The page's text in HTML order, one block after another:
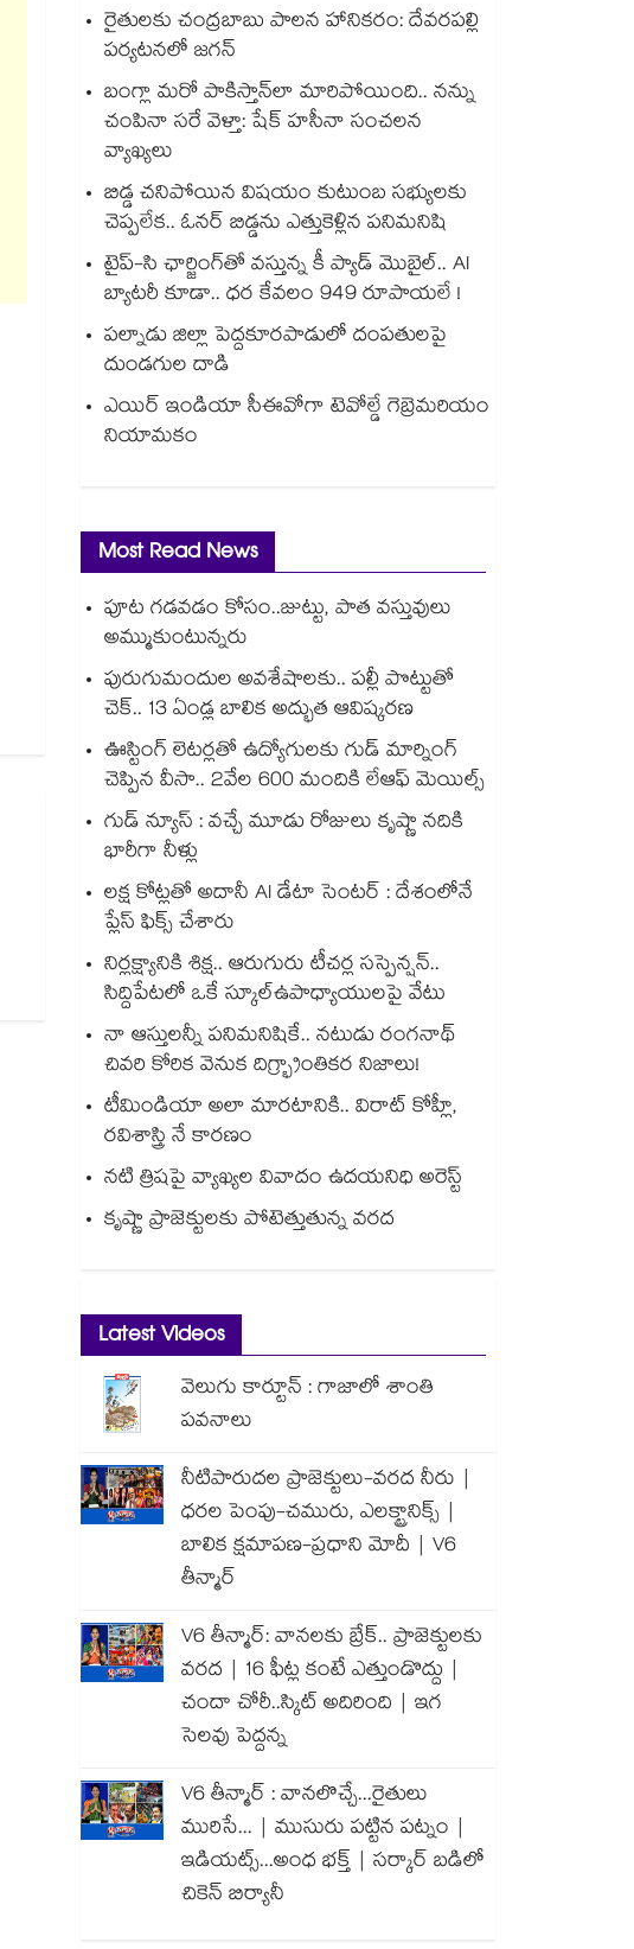
రైతులకు చంద్రబాబు పాలన హానికరం: దేవరపల్లి
పర్యటనలో జగన్
బంగ్లా మరో పాకిస్తాన్⁭లా మారిపోయింది.. నన్ను
చంపినా సరే వెళ్తా: షేక్ హసీనా సంచలన
వ్యాఖ్యలు
బిడ్డ చనిపోయిన విషయం కుటుంబ సభ్యులకు
చెప్పలేక.. ఓనర్ బిడ్డను ఎత్తుకెళ్లిన పనిమనిషి
టైప్-సి ఛార్జింగ్⁪తో వస్తున్న కీ ప్యాడ్ మొబైల్.. AI
బ్యాటరీ కూడా.. ధర కేవలం 949 రూపాయలే !
పల్నాడు జిల్లా పెద్దకూరపాడులో దంపతులపై
దుండగుల దాడి
ఎయిర్ ఇండియా సీఈవోగా టెవోల్డే గెబ్రెమరియం
నియామకం
Most Read News
పూట గడవడం కోసం..జుట్టు, పాత వస్తువులు
అమ్ముకుంటున్నరు
పురుగుమందుల అవశేషాలకు.. పల్లీ పొట్టుతో
చెక్.. 13 ఏండ్ల బాలిక అద్భుత ఆవిష్కరణ
ఊస్టింగ్ లెటర్లతో ఉద్యోగులకు గుడ్ మార్నింగ్
చెప్పిన వీసా.. 2వేల 600 మందికి లేఆఫ్ మెయిల్స్
గుడ్ న్యూస్ : వచ్చే మూడు రోజులు కృష్ణా నదికి
భారీగా నీళ్లు
లక్ష కోట్లతో అదానీ AI డేటా సెంటర్ : దేశంలోనే
ప్లేస్ ఫిక్స్ చేశారు
నిర్లక్ష్యానికి శిక్ష.. ఆరుగురు టీచర్ల సస్పెన్షన్..
సిద్దిపేటలో ఒకే స్కూల్ఉపాధ్యాయులపై వేటు
నా ఆస్తులన్నీ పనిమనిషికే.. నటుడు రంగనాథ్
చివరి కోరిక వెనుక దిగ్భ్రాంతికర నిజాలు!
టీమిండియా అలా మారటానికి.. విరాట్ కోహ్లీ,
రవిశాస్త్రి నే కారణం
నటి త్రిషపై వ్యాఖ్యల వివాదం ఉదయనిధి అరెస్ట్
కృష్ణా ప్రాజెక్టులకు పోటెత్తుతున్న వరద
Latest Videos
వెలుగు కార్టూన్ : గాజాలో శాంతి
పవనాలు
నీటిపారుదల ప్రాజెక్టులు-వరద నీరు |
ధరల పెంపు-చమురు, ఎలక్ట్రానిక్స్ |
బాలిక క్షమాపణ-ప్రధాని మోదీ | V6
తీన్మార్
V6 తీన్మార్: వానలకు బ్రేక్.. ప్రాజెక్టులకు
వరద | 16 ఫీట్ల కంటే ఎత్తుండొద్దు |
చందా చోరీ..స్కిట్ అదిరింది | ఇగ
సెలవు పెద్దన్న
V6 తీన్మార్ : వానలొచ్చే...రైతులు
మురిసే... | ముసురు పట్టిన పట్నం |
ఇడియట్స్...అంధ భక్త్ | సర్కార్ బడిలో
చికెన్ బిర్యానీ